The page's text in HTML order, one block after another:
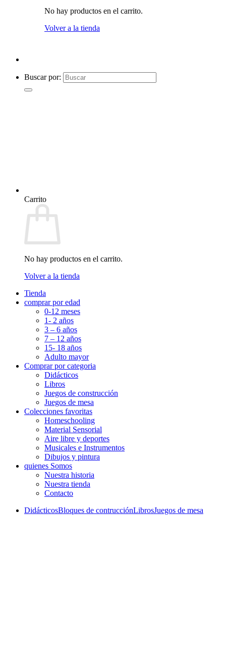
No hay productos en el carrito.
Volver a la tienda
Buscar por:
Carrito
No hay productos en el carrito.
Volver a la tienda
Tienda
comprar por edad
0-12 meses
1- 2 años
3 – 6 años
7 – 12 años
15- 18 años
Adulto mayor
Comprar por categoria
Didácticos
Libros
Juegos de construcción
Juegos de mesa
Colecciones favoritas
Homeschooling
Material Sensorial
Aire libre y deportes
Musicales e Instrumentos
Dibujos y pintura
quienes Somos
Nuestra historia
Nuestra tienda
Contacto
DidácticosBloques de contrucciónLibrosJuegos de mesa